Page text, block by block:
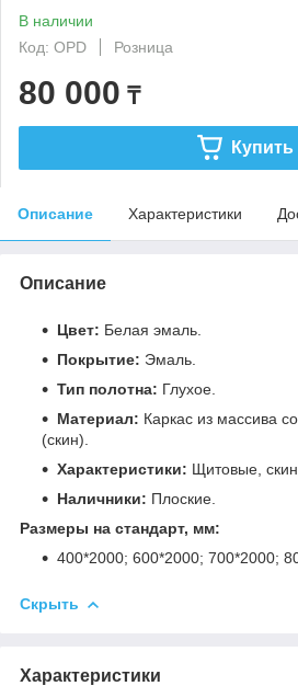
В наличии
Код: OPD
Розница
80 000 ₸
Купить
Описание Характеристики
Описание
Цвет: Белая эмаль.
Покрытие: Эмаль.
Тип полотна: Глухое.
Материал: Каркас из массива
(скин).
Характеристики: Щитовые,
Наличники: Плоские.
Размеры на стандарт, мм:
400*2000; 600*2000; 700*2000;
Скрыть
Характеристики